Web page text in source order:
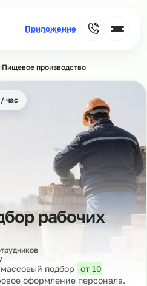
›Пищевое производство
час
рабочих
подбор
от 10
оформление персонала.